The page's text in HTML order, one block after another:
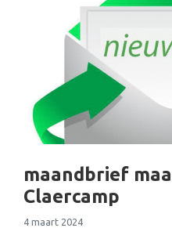
maandbrief
Claercamp
4 maart 2024